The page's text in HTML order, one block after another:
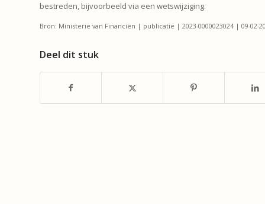
bestreden, bijvoorbeeld via een wetswijziging.
Bron: Ministerie van Financiën | publicatie | 2023-0000023024 | 09-02-
Deel dit stuk